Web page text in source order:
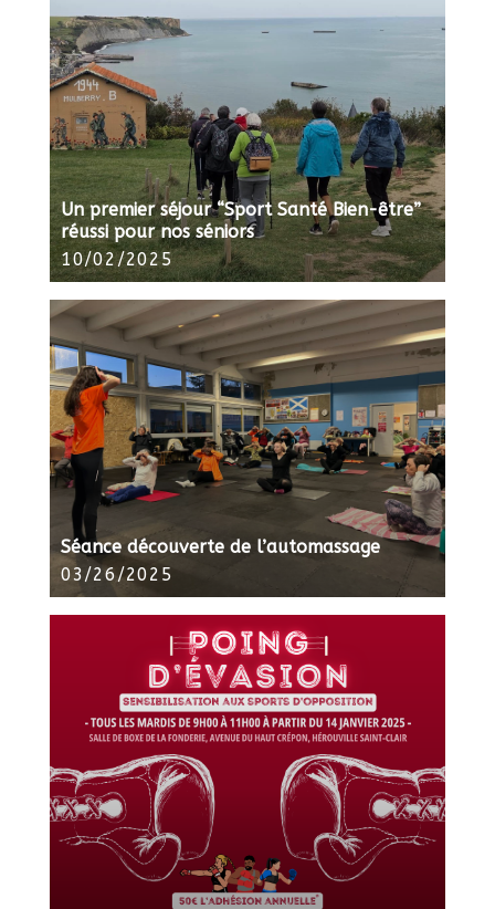
Un premier séjour “Sport Santé Bien-être”
réussi pour nos séniors
10/02/2025
Séance découverte de l’automassage
03/26/2025